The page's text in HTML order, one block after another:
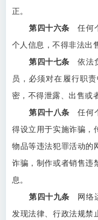
正。
第四十六条 任何
个人信息，不得非法出
第四十七条 依法
员，必须对在履行职
密，不得泄露、出售或
第四十八条 任何
得设立用于实施诈骗，
物品等违法犯罪活动的
诈骗，制作或者销售违
息。
第四十九条 网络
发现法律、行政法规禁